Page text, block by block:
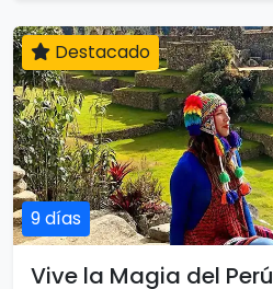
9 días
Destacado
Vive la Magia del Perú